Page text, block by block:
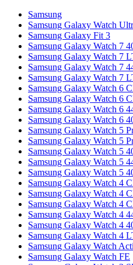
Samsung
Samsung Galaxy Watch
Samsung Galaxy Fit 3
Samsung Galaxy Watch 7
Samsung Galaxy Watch 7
Samsung Galaxy Watch 7
Samsung Galaxy Watch 7
Samsung Galaxy Watch 6
Samsung Galaxy Watch 6
Samsung Galaxy Watch 6
Samsung Galaxy Watch 6
Samsung Galaxy Watch 5
Samsung Galaxy Watch 5
Samsung Galaxy Watch 5
Samsung Galaxy Watch 5
Samsung Galaxy Watch 5
Samsung Galaxy Watch 4
Samsung Galaxy Watch 4
Samsung Galaxy Watch 4
Samsung Galaxy Watch 4
Samsung Galaxy Watch 4
Samsung Galaxy Watch 4
Samsung Galaxy Watch
Samsung Galaxy Watch FE